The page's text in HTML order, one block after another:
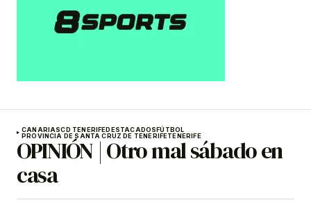
CANARIASCD TENERIFEDESTACADOSFÚTBOL
PROVINCIA DE SANTA CRUZ DE TENERIFETENERIFE
OPINIÓN | Otro mal sábado en
casa